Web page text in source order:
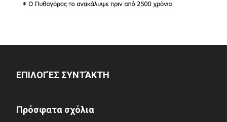
ΕΠΙΛΟΓΈΣ ΣΥΝΤΆΚΤΗ
Πρόσφατα σχόλια